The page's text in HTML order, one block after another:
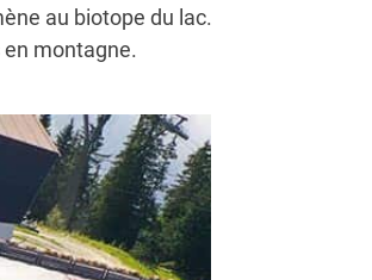
au biotope du lac.
montagne.